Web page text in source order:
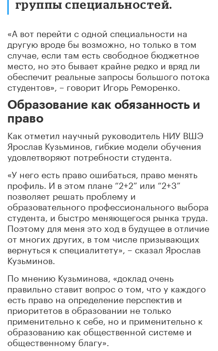
группы специальностей.
«А вот перейти с одной специальности на
другую вроде бы возможно, но только в том
случае, если там есть свободное бюджетное
место, но это бывает крайне редко и вряд ли
обеспечит реальные запросы большого потока
студентов», – говорит Игорь Реморенко.
Образование как обязанность и
право
Как отметил научный руководитель НИУ ВШЭ
Ярослав Кузьминов, гибкие модели обучения
удовлетворяют потребности студента.
«У него есть право ошибаться, право менять
профиль. И в этом плане “2+2” или “2+3”
позволяет решать проблему и
образовательного профессионального выбора
студента, и быстро меняющегося рынка труда.
Поэтому для меня это ход в будущее в отличие
от многих других, в том числе призывающих
вернуться к специалитету», – сказал Ярослав
Кузьминов.
По мнению Кузьминова, «доклад очень
правильно ставит вопрос о том, что у каждого
есть право на определение перспектив и
приоритетов в образовании не только
применительно к себе, но и применительно к
образованию как общественной системе и
общественному благу».